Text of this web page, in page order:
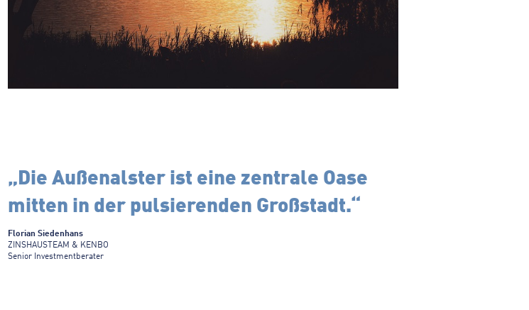
„Die Außenalster ist eine zentrale Oase
mitten in der pulsierenden Großstadt.“
Florian Siedenhans
ZINSHAUSTEAM & KENBO
Senior Investmentberater